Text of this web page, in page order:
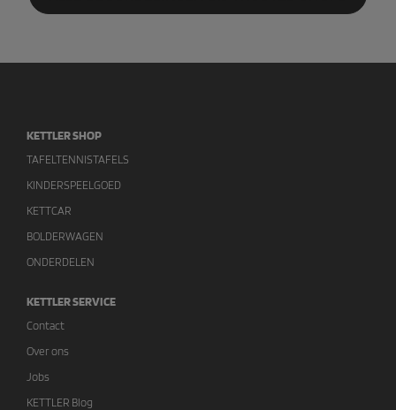
KETTLER SHOP
TAFELTENNISTAFELS
KINDERSPEELGOED
KETTCAR
BOLDERWAGEN
ONDERDELEN
KETTLER SERVICE
Contact
Over ons
Jobs
KETTLER Blog